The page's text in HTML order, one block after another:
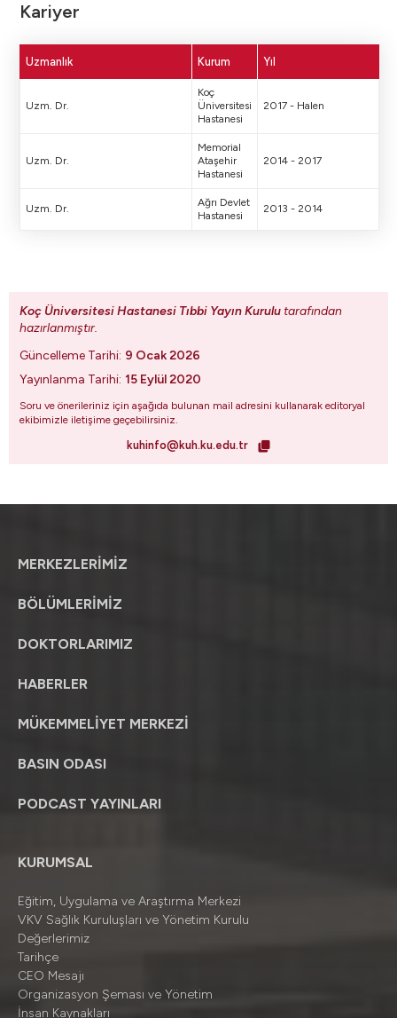
Kariyer
Uzmanlık Kurum Yıl
Uzm. Dr.
Koç
Üniversitesi
Hastanesi
2017 - Halen
Uzm. Dr.
Memorial
Ataşehir
Hastanesi
2014 - 2017
Uzm. Dr.
Ağrı Devlet
Hastanesi
2013 - 2014
Koç Üniversitesi Hastanesi Tıbbi Yayın Kurulu tarafından
hazırlanmıştır.
Güncelleme Tarihi: 9 Ocak 2026
Yayınlanma Tarihi: 15 Eylül 2020
Soru ve önerileriniz için aşağıda bulunan mail adresini kullanarak editoryal
ekibimizle iletişime geçebilirsiniz.
kuhinfo@kuh.ku.edu.tr
MERKEZLERİMİZ
BÖLÜMLERİMİZ
DOKTORLARIMIZ
HABERLER
MÜKEMMELİYET MERKEZİ
BASIN ODASI
PODCAST YAYINLARI
KURUMSAL
Eğitim, Uygulama ve Araştırma Merkezi
VKV Sağlık Kuruluşları ve Yönetim Kurulu
Değerlerimiz
Tarihçe
CEO Mesajı
Organizasyon Şeması ve Yönetim
İnsan Kaynakları